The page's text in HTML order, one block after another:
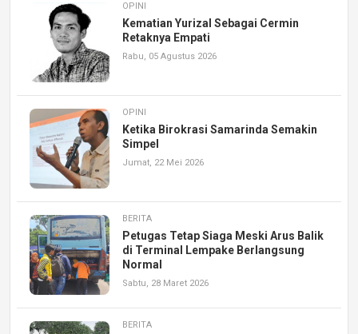
OPINI
Kematian Yurizal Sebagai Cermin
Retaknya Empati
Rabu, 05 Agustus 2026
OPINI
Ketika Birokrasi Samarinda Semakin
Simpel
Jumat, 22 Mei 2026
BERITA
Petugas Tetap Siaga Meski Arus Balik
di Terminal Lempake Berlangsung
Normal
Sabtu, 28 Maret 2026
BERITA